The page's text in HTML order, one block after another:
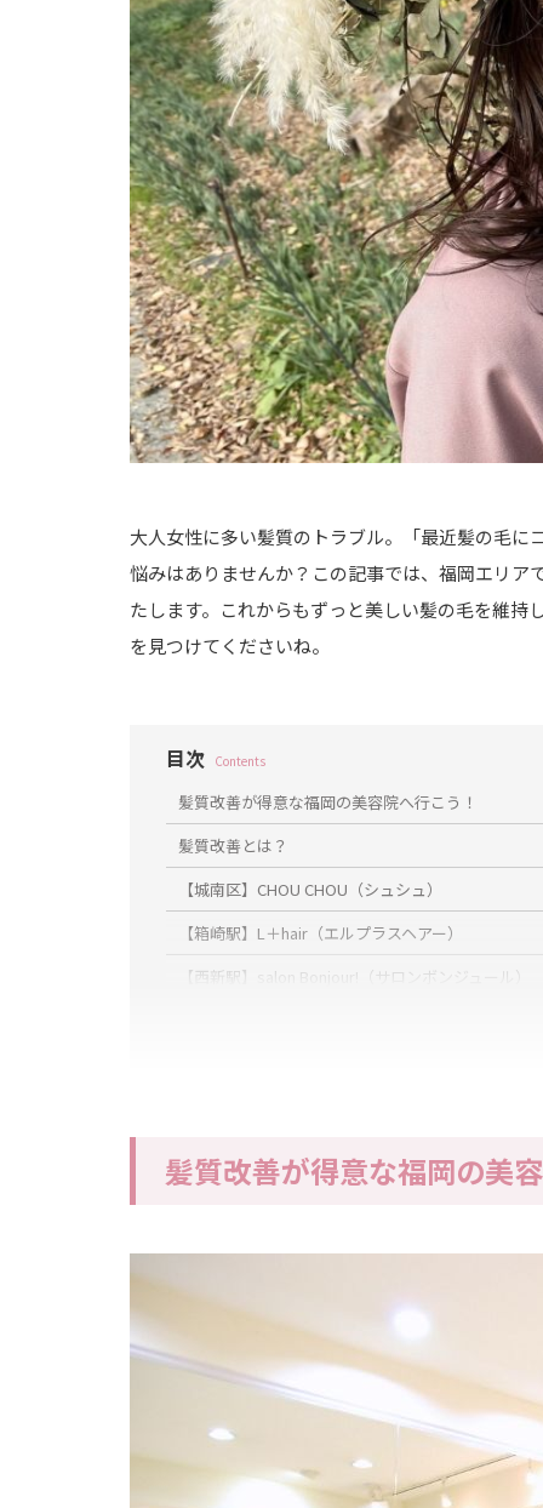
大人女性に多い髪質のトラブル。「最近髪の毛
悩みはありませんか？この記事では、福岡エリ
たします。これからもずっと美しい髪の毛を維
を見つけてくださいね。
目次 Contents
髪質改善が得意な福岡の美容院へ行こう！
髪質改善とは？
【城南区】CHOU CHOU（シュシュ）
【箱崎駅】L＋hair（エルプラスヘアー）
【西新駅】salon Bonjour!（サロンボンジュール）
髪質改善が得意な福岡の美